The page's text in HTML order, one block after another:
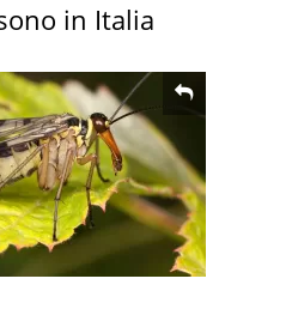
in Italia